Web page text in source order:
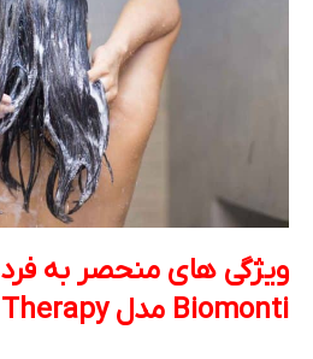
ویژگی های منحصر به فرد
Biomonti مدل Milk Therapy